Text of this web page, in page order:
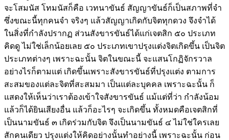
จะโสมนัส โทมนัสก็คือ เวทนาขันธ์ สัญญาขันธ์ก็เป็นสภาพที่จำ
ซึ่งขณะนี้ทุกคนจำ จริงๆ แล้วสัญญาเกิดกับจิตทุกดวง จึงจำได้
ในสิ่งที่กำลังปรากฏ ส่วนสังขารขันธ์ได้แก่เจตสิก ๕๐ ประเภท
คิดดู ไม่ใช่เล็กน้อยเลย ๕๐ ประเภทเขาปรุงแต่งจิตเกิดขึ้น เป็นจิต
ประเภทต่างๆ เพราะฉะนั้น จิตในขณะนี้ จะแสนโกฏิจักรวาล
อย่างไรก็ตามแต่ เกิดขึ้นเพราะสังขารขันธ์ที่ปรุงแต่ง ตามการ
สะสมของแต่ละจิตที่สะสมมา เป็นแต่ละบุคคล เพราะฉะนั้น ก็
แสดงให้เห็นว่าเราต้องเข้าใจสังขารขันธ์ แม้แต่ที่ว่า กำลังน้อม
แล้วก็ได้ยินเสียงอื่น แล้วก็อะไรๆ จะเกิดขึ้น ทั้งหมดคือเจตสิกที่
เป็นนามขันธ์ ๓ เกิดร่วมกับจิต จึงเป็นนามขันธ์ ๔ ไม่ใช่ใครเลย
สักคนเดียว ปรุงแต่งให้คิดอย่างนั้นทำอย่างนี้ เพราะฉะนั้น ก่อน